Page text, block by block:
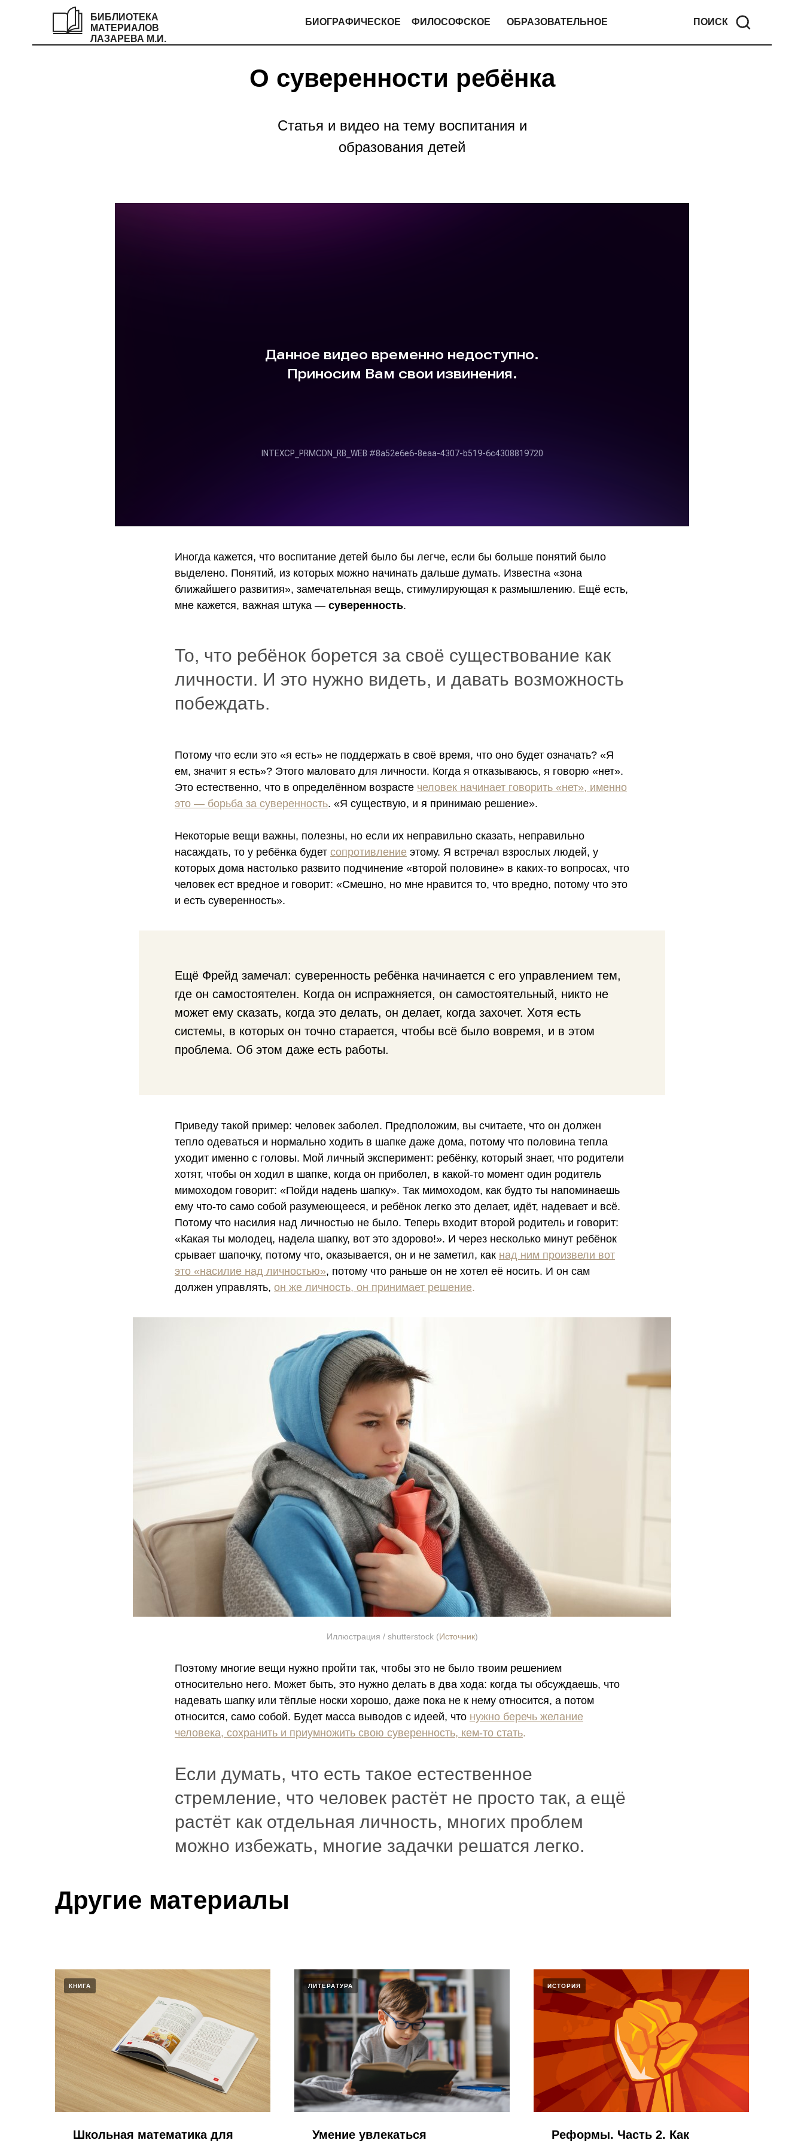
БИБЛИОТЕКА
МАТЕРИАЛОВ
ЛАЗАРЕВА М.И.
БИОГРАФИЧЕСКОЕ ФИЛОСОФСКОЕ ОБРАЗОВАТЕЛЬНОЕ ПОИСК
О суверенности ребёнка
Статья и видео на тему воспитания и
образования детей
Иногда кажется, что воспитание детей было бы легче, если бы больше понятий было
выделено. Понятий, из которых можно начинать дальше думать. Известна «зона
ближайшего развития», замечательная вещь, стимулирующая к размышлению. Ещё есть,
мне кажется, важная штука — суверенность.
То, что ребёнок борется за своё существование как
личности. И это нужно видеть, и давать возможность
побеждать.
Потому что если это «я есть» не поддержать в своё время, что оно будет означать? «Я
ем, значит я есть»? Этого маловато для личности. Когда я отказываюсь, я говорю «нет».
Это естественно, что в определённом возрасте человек начинает говорить «нет», именно
это — борьба за суверенность. «Я существую, и я принимаю решение».
Некоторые вещи важны, полезны, но если их неправильно сказать, неправильно
насаждать, то у ребёнка будет сопротивление этому. Я встречал взрослых людей, у
которых дома настолько развито подчинение «второй половине» в каких-то вопросах, что
человек ест вредное и говорит: «Смешно, но мне нравится то, что вредно, потому что это
и есть суверенность».
Ещё Фрейд замечал: суверенность ребёнка начинается с его управлением тем,
где он самостоятелен. Когда он испражняется, он самостоятельный, никто не
может ему сказать, когда это делать, он делает, когда захочет. Хотя есть
системы, в которых он точно старается, чтобы всё было вовремя, и в этом
проблема. Об этом даже есть работы.
Приведу такой пример: человек заболел. Предположим, вы считаете, что он должен
тепло одеваться и нормально ходить в шапке даже дома, потому что половина тепла
уходит именно с головы. Мой личный эксперимент: ребёнку, который знает, что родители
хотят, чтобы он ходил в шапке, когда он приболел, в какой-то момент один родитель
мимоходом говорит: «Пойди надень шапку». Так мимоходом, как будто ты напоминаешь
ему что-то само собой разумеющееся, и ребёнок легко это делает, идёт, надевает и всё.
Потому что насилия над личностью не было. Теперь входит второй родитель и говорит:
«Какая ты молодец, надела шапку, вот это здорово!». И через несколько минут ребёнок
срывает шапочку, потому что, оказывается, он и не заметил, как над ним произвели вот
это «насилие над личностью», потому что раньше он не хотел её носить. И он сам
должен управлять, он же личность, он принимает решение.
Иллюстрация / shutterstock (Источник)
Поэтому многие вещи нужно пройти так, чтобы это не было твоим решением
относительно него. Может быть, это нужно делать в два хода: когда ты обсуждаешь, что
надевать шапку или тёплые носки хорошо, даже пока не к нему относится, а потом
относится, само собой. Будет масса выводов с идеей, что нужно беречь желание
человека, сохранить и приумножить свою суверенность, кем-то стать.
Если думать, что есть такое естественное
стремление, что человек растёт не просто так, а ещё
растёт как отдельная личность, многих проблем
можно избежать, многие задачки решатся легко.
Другие материалы
КНИГА
Школьная математика для
ЛИТЕРАТУРА
Умение увлекаться​
ИСТОРИЯ
Реформы. Часть 2. Как